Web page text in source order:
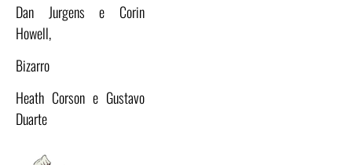
Dan Jurgens e Corin
Howell,
Bizarro
Heath Corson e Gustavo
Duarte